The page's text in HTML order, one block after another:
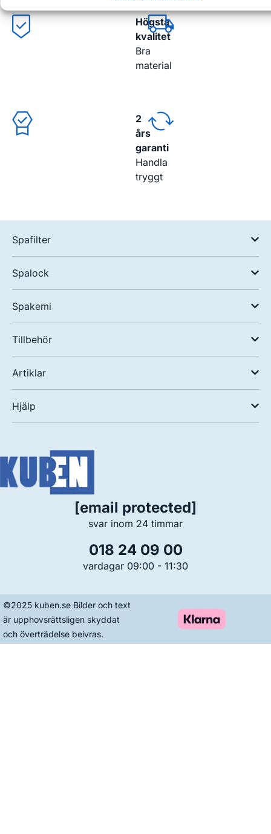
Högsta
kvalitet
Bra
material
2
års
garanti
Handla
tryggt
Spafilter
Spalock
Spakemi
Tillbehör
Artiklar
Hjälp
018 24 09 00
vardagar 09:00 - 11:30
[email protected]
svar inom 24 timmar
©2025 kuben.se Bilder och text
är upphovsrättsligen skyddat
och överträdelse beivras.